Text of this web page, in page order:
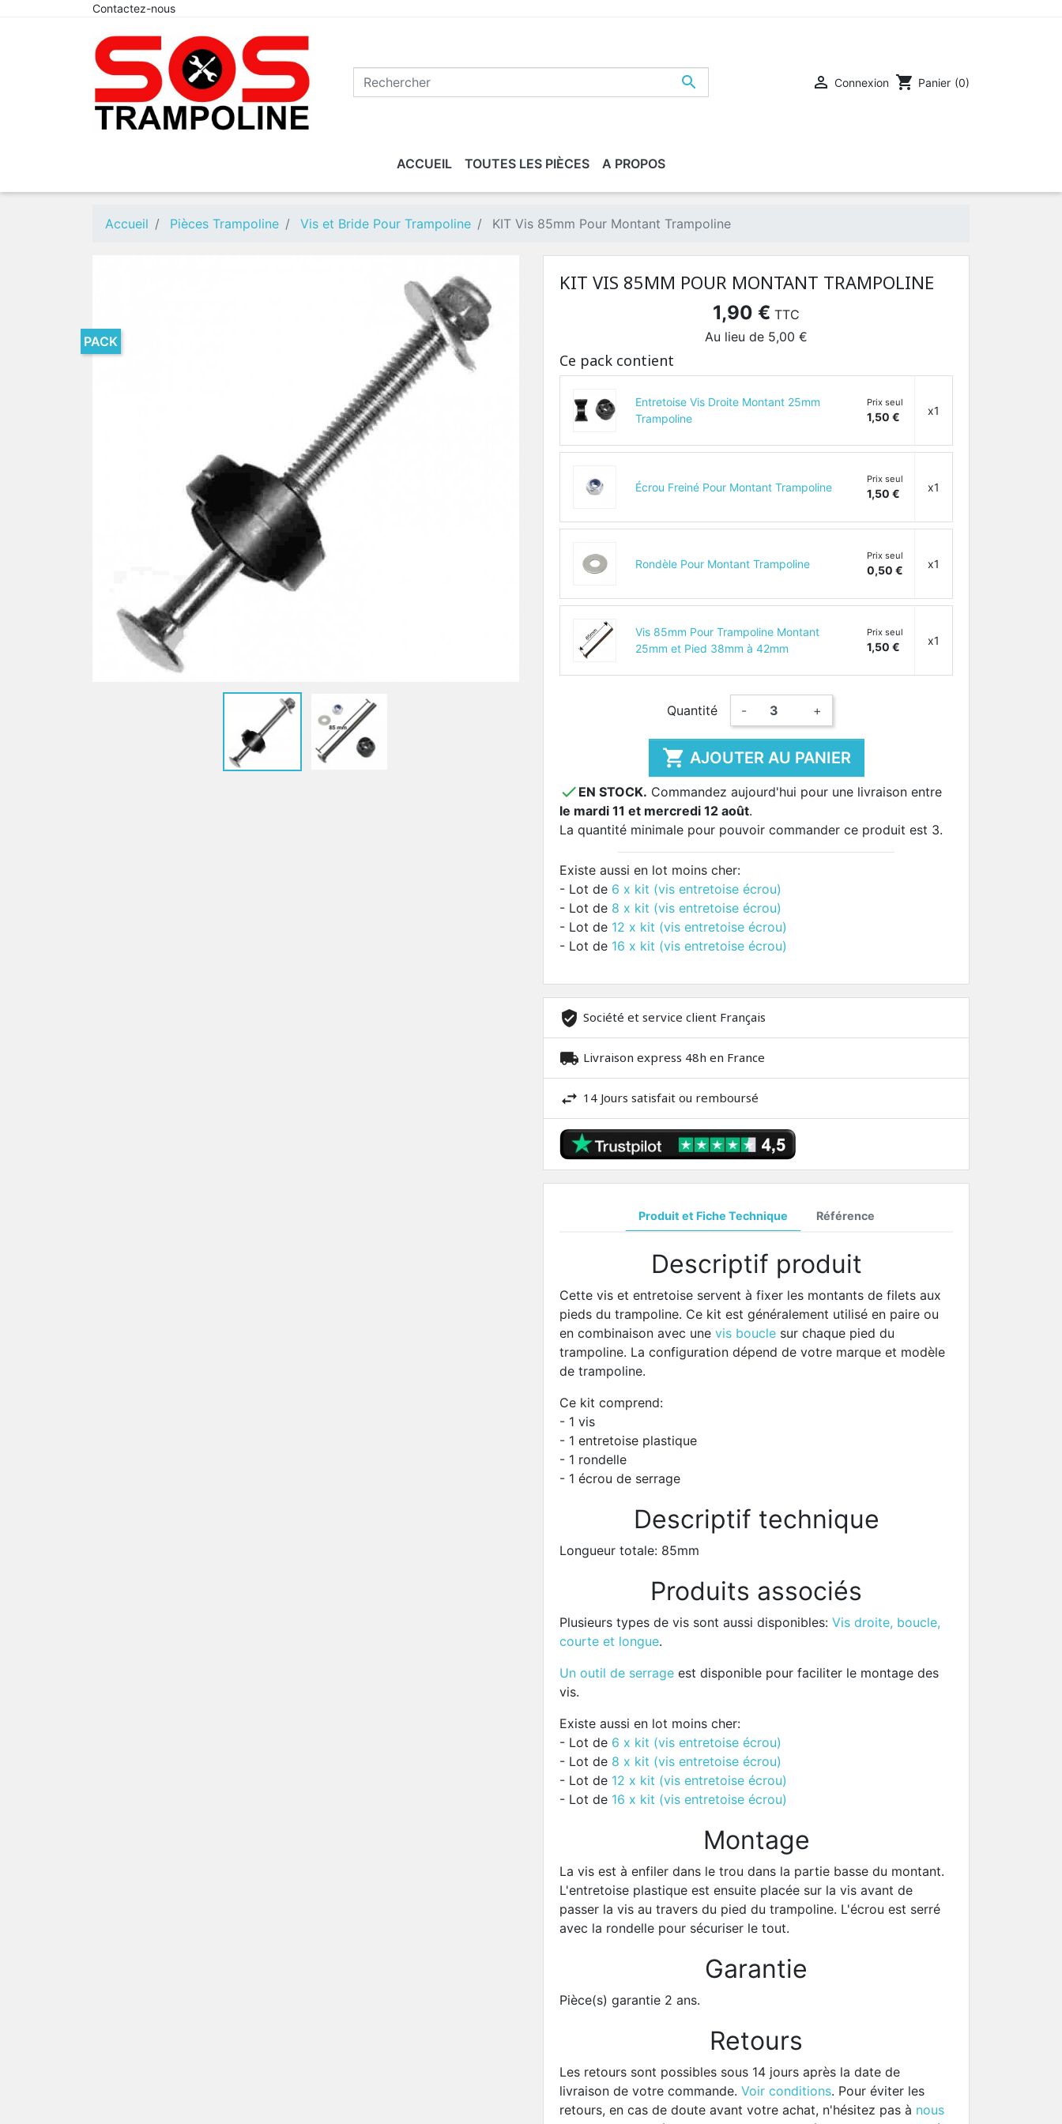
Contactez-nous
  Connexion shopping_cart Panier (0)
ACCUEIL TOUTES LES PIÈCES A PROPOS
Accueil Pièces Trampoline Vis et Bride Pour Trampoline KIT Vis 85mm Pour Montant Trampoline
PACK
KIT VIS 85MM POUR MONTANT TRAMPOLINE
1,90 € TTC
Au lieu de 5,00 €
Ce pack contient
Entretoise Vis Droite Montant 25mm
Trampoline
Prix seul
1,50 € x1
Écrou Freiné Pour Montant Trampoline
Prix seul
1,50 € x1
Rondèle Pour Montant Trampoline
Prix seul
0,50 € x1
Vis 85mm Pour Trampoline Montant
25mm et Pied 38mm à 42mm
Prix seul
1,50 € x1
Quantité - +
 AJOUTER AU PANIER
 EN STOCK. Commandez aujourd'hui pour une livraison entre
le mardi 11 et mercredi 12 août.
La quantité minimale pour pouvoir commander ce produit est 3.
Existe aussi en lot moins cher:
- Lot de 6 x kit (vis entretoise écrou)
- Lot de 8 x kit (vis entretoise écrou)
- Lot de 12 x kit (vis entretoise écrou)
- Lot de 16 x kit (vis entretoise écrou)
Société et service client Français
Livraison express 48h en France
14 Jours satisfait ou remboursé
Produit et Fiche Technique Référence
Descriptif produit
Cette vis et entretoise servent à fixer les montants de filets aux
pieds du trampoline. Ce kit est généralement utilisé en paire ou
en combinaison avec une vis boucle sur chaque pied du
trampoline. La configuration dépend de votre marque et modèle
de trampoline.
Ce kit comprend:
- 1 vis
- 1 entretoise plastique
- 1 rondelle
- 1 écrou de serrage
Descriptif technique
Longueur totale: 85mm
Produits associés
Plusieurs types de vis sont aussi disponibles: Vis droite, boucle,
courte et longue.
Un outil de serrage est disponible pour faciliter le montage des
vis.
Existe aussi en lot moins cher:
- Lot de 6 x kit (vis entretoise écrou)
- Lot de 8 x kit (vis entretoise écrou)
- Lot de 12 x kit (vis entretoise écrou)
- Lot de 16 x kit (vis entretoise écrou)
Montage
La vis est à enfiler dans le trou dans la partie basse du montant.
L'entretoise plastique est ensuite placée sur la vis avant de
passer la vis au travers du pied du trampoline. L'écrou est serré
avec la rondelle pour sécuriser le tout.
Garantie
Pièce(s) garantie 2 ans.
Retours
Les retours sont possibles sous 14 jours après la date de
livraison de votre commande. Voir conditions. Pour éviter les
retours, en cas de doute avant votre achat, n'hésitez pas à nous